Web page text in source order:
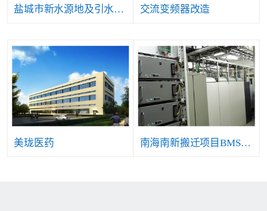
盐城市新水源地及引水工程自控仪表及安防等系统项目 交流变频器改造
美珑医药 南海南新搬迁项目BMS系统工程